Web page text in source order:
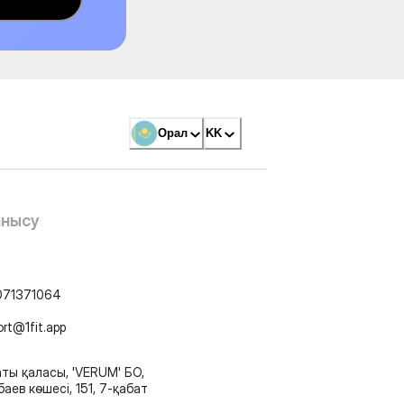
Орал KK
қаласы, 'VERUM' БО,
көшесі, 151, 7-қабат